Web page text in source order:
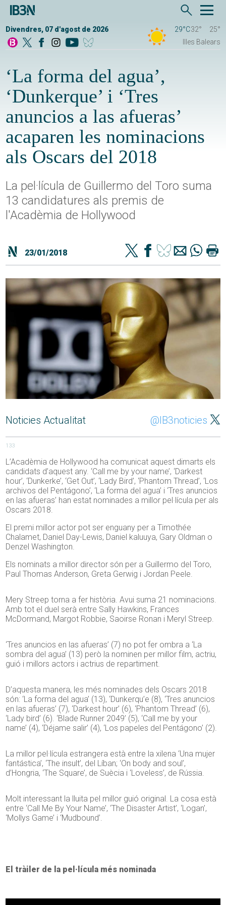
Divendres, 07 d'agost de 2026 29°C32°
25°
Illes Balears
‘La forma del agua’,
‘Dunkerque’ i ‘Tres
anuncios a las afueras’
acaparen les nominacions
als Oscars del 2018
La pel·lícula de Guillermo del Toro suma
13 candidatures als premis de
l'Acadèmia de Hollywood
23/01/2018
Noticies Actualitat @IB3noticies
133
L’Acadèmia de Hollywood ha comunicat aquest dimarts els
candidats d’aquest any. ‘Call me by your name’, ‘Darkest
hour’, ‘Dunkerke’, ‘Get Out’, ‘Lady Bird’, ‘Phantom Thread’, ‘Los
archivos del Pentágono’, ‘La forma del agua’ i ‘Tres anuncios
en las afueras’ han estat nominades a millor pel·lícula per als
Oscars 2018.
El premi millor actor pot ser enguany per a Timothée
Chalamet, Daniel Day-Lewis, Daniel kaluuya, Gary Oldman o
Denzel Washington.
Els nominats a millor director són per a Guillermo del Toro,
Paul Thomas Anderson, Greta Gerwig i Jordan Peele.
Mery Streep torna a fer història. Avui suma 21 nominacions.
Amb tot el duel serà entre Sally Hawkins, Frances
McDormand, Margot Robbie, Saoirse Ronan i Meryl Streep.
‘Tres anuncios en las afueras’ (7) no pot fer ombra a ‘La
sombra del agua’ (13) però la nominen per millor film, actriu,
guió i millors actors i actrius de repartiment.
D’aquesta manera, les més nominades dels Oscars 2018
són: ‘La forma del agua’ (13), ‘Dunkerqu’e (8), ‘Tres anuncios
en las afueras’ (7), ‘Darkest hour’ (6), ‘Phantom Thread’ (6),
‘Lady bird’ (6). ‘Blade Runner 2049’ (5), ‘Call me by your
name’ (4), ‘Déjame salir’ (4), ‘Los papeles del Pentágono’ (2).
La millor pel·lícula estrangera està entre la xilena ‘Una mujer
fantástica’, ‘The insult’, del Líban; ‘On body and soul’,
d’Hongria, ‘The Square’, de Suècia i ‘Loveless’, de Rússia.
Molt interessant la lluita pel millor guió original. La cosa està
entre ‘Call Me By Your Name’, ‘The Disaster Artist’, ‘Logan’,
‘Mollys Game’ i ‘Mudbound’.
El tràiler de la pel·lícula més nominada